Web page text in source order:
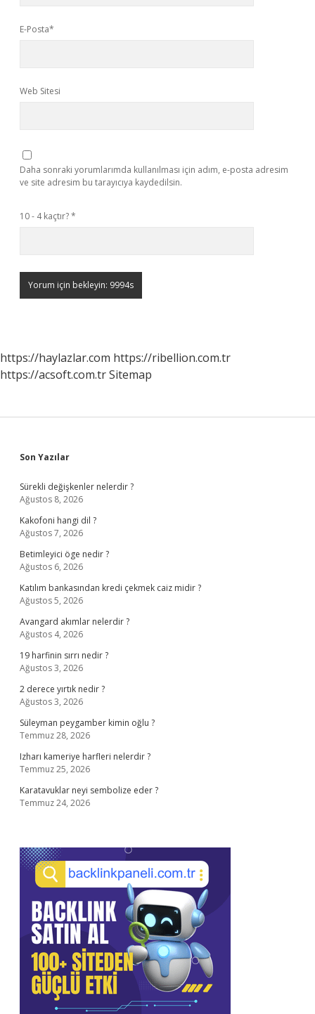
E-Posta*
Web Sitesi
Daha sonraki yorumlarımda kullanılması için adım, e-posta adresim
ve site adresim bu tarayıcıya kaydedilsin.
10 - 4 kaçtır?*
https://haylazlar.com https://ribellion.com.tr
https://acsoft.com.trSitemap
Sidebar
Son Yazılar
Sürekli değişkenler nelerdir ?
Ağustos 8, 2026
Kakofoni hangi dil ?
Ağustos 7, 2026
Betimleyici öge nedir ?
Ağustos 6, 2026
Katılım bankasından kredi çekmek caiz midir ?
Ağustos 5, 2026
Avangard akımlar nelerdir ?
Ağustos 4, 2026
19 harfinin sırrı nedir ?
Ağustos 3, 2026
2 derece yırtık nedir ?
Ağustos 3, 2026
Süleyman peygamber kimin oğlu ?
Temmuz 28, 2026
Izharı kameriye harfleri nelerdir ?
Temmuz 25, 2026
Karatavuklar neyi sembolize eder ?
Temmuz 24, 2026